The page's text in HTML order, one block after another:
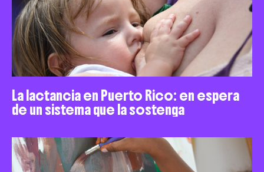
La lactancia en Puerto Rico: en espera
de un sistema que la sostenga